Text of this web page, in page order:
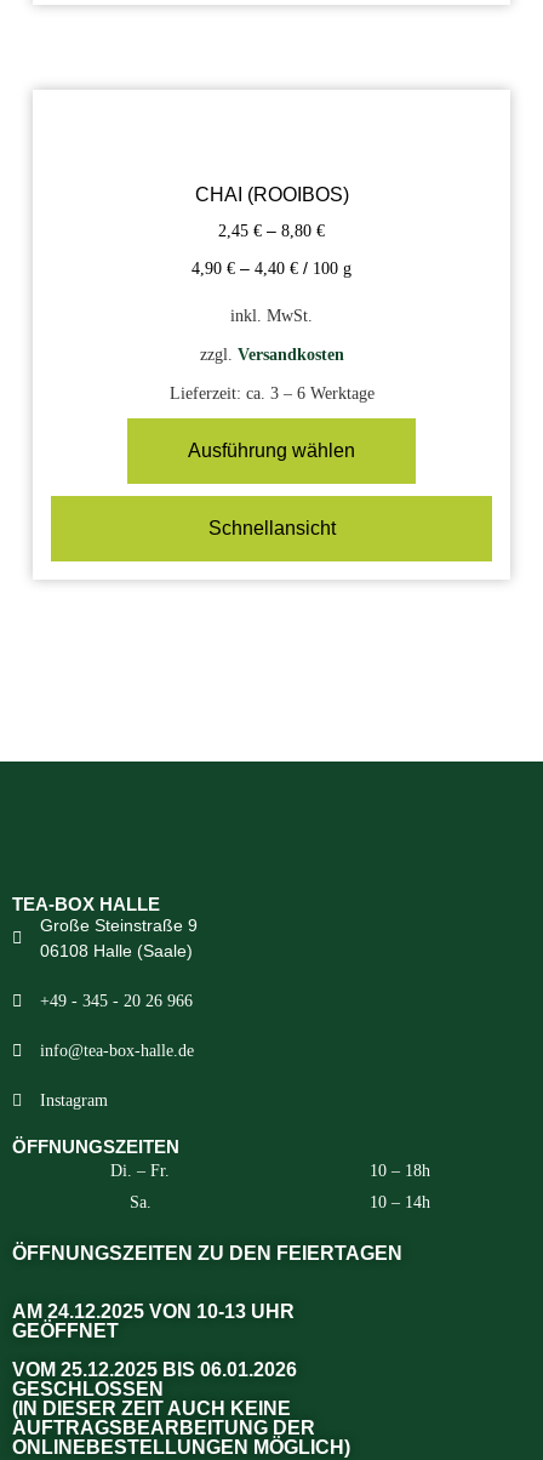
CHAI (ROOIBOS)
2,45 € – 8,80 €
4,90 € – 4,40 € / 100 g
inkl. MwSt.
zzgl. Versandkosten
Lieferzeit: ca. 3 – 6 Werktage
Ausführung wählen
Schnellansicht
TEA-BOX HALLE
Große Steinstraße 9
06108 Halle (Saale)
+49 - 345 - 20 26 966
info@tea-box-halle.de
Instagram
ÖFFNUNGSZEITEN
Di. – Fr.
10 – 18h
Sa.
10 – 14h
ÖFFNUNGSZEITEN ZU DEN FEIERTAGEN
AM 24.12.2025 VON 10-13 UHR
GEÖFFNET
VOM 25.12.2025 BIS 06.01.2026
GESCHLOSSEN
(IN DIESER ZEIT AUCH KEINE
AUFTRAGSBEARBEITUNG DER
ONLINEBESTELLUNGEN MÖGLICH)